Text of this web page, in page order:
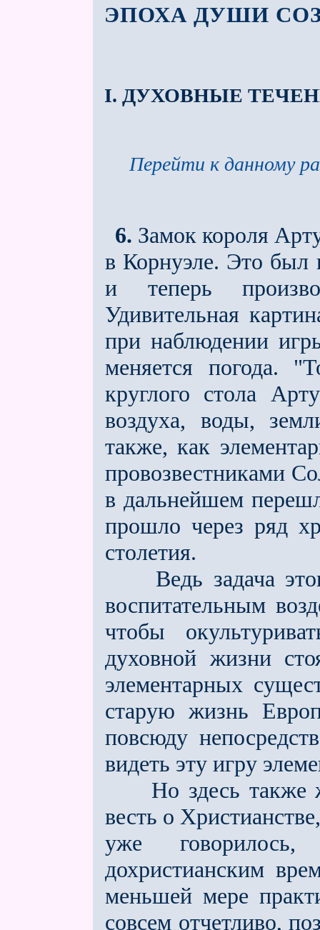
ЭПОХА ДУШИ
I. ДУХОВНЫЕ
Перейти к данному
6. Замок короля
в Корнуэле. Это был
и теперь
Удивительная
при наблюдении
меняется погода.
круглого стола
воздуха, воды,
также, как
провозвестниками
в дальнейшем
прошло через ряд
столетия.
Ведь задача
воспитательным
чтобы
духовной жизни
элементарных
старую жизнь
повсюду
видеть эту игру
Но здесь также
весть о
уже
дохристианским
меньшей мере
совсем отчeтливо,